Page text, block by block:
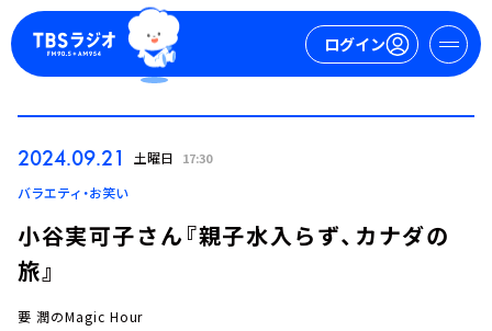
ログイン
ログイン
2024.09.21 土曜日 17:30
バラエティ・お笑い
小谷実可子さん『親子水入らず、カナダの
旅』
要 潤のMagic Hour